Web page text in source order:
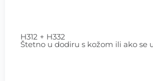
H312 + H332
Štetno u dodiru s kožom ili ako se